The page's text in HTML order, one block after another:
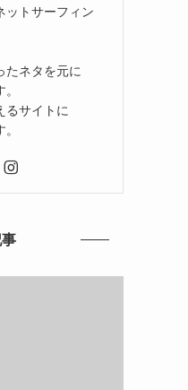
ットサーフィン
たネタを元に
るサイトに